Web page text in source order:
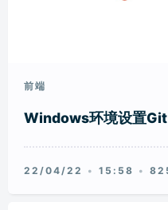
前端
Windows环境设置Git
22/04/22 15:58